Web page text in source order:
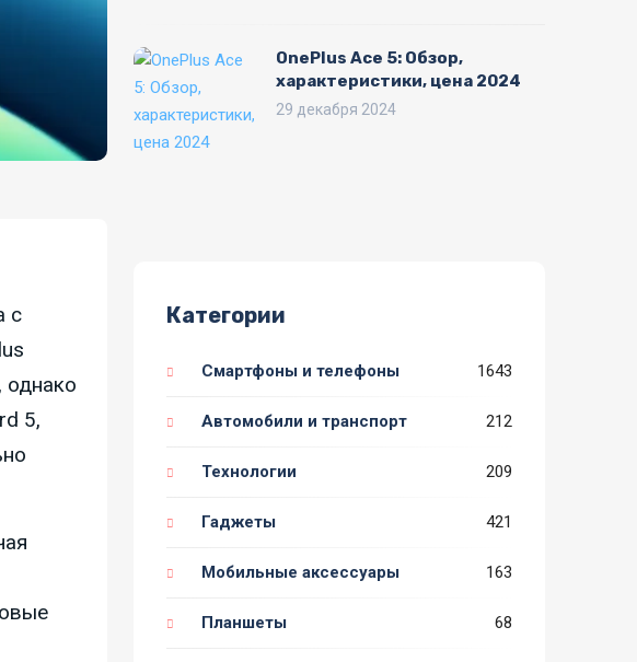
с
однако
5,
OnePlus Ace 5: Обзор,
характеристики, цена 2024
29 декабря 2024
Категории
Смартфоны и телефоны 1643
Автомобили и транспорт 212
Технологии 209
Гаджеты 421
Мобильные аксессуары 163
Планшеты 68